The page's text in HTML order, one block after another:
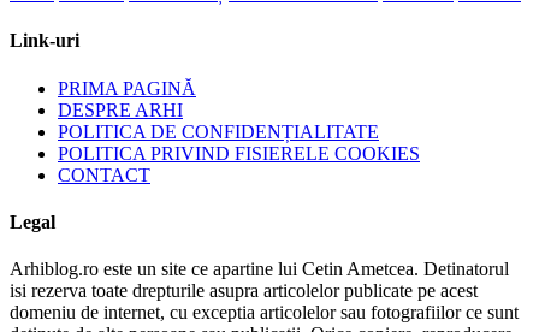
Link-uri
PRIMA PAGINĂ
DESPRE ARHI
POLITICA DE CONFIDENȚIALITATE
POLITICA PRIVIND FISIERELE COOKIES
CONTACT
Legal
Arhiblog.ro este un site ce apartine lui Cetin Ametcea. Detinatorul
isi rezerva toate drepturile asupra articolelor publicate pe acest
domeniu de internet, cu exceptia articolelor sau fotografiilor ce sunt